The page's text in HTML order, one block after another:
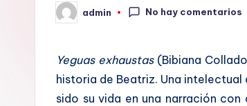
rt
Publicado
por
admin No hay comentarios
Yeguas exhaustas(Bibiana
historia de Beatriz. Una
sido su vida en una narración